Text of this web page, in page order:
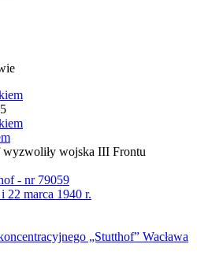
wojska III Frontu
- nr 79059
22 marca 1940 r.
„Stutthof” Wacława